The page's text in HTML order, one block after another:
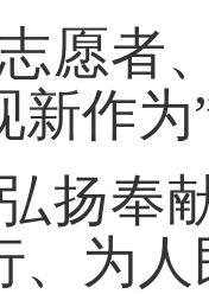
愿者
新作为
扬奉
、为人